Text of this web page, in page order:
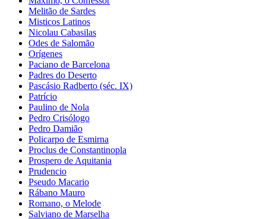
Melitão de Sardes
Misticos Latinos
Nicolau Cabasilas
Odes de Salomão
Orígenes
Paciano de Barcelona
Padres do Deserto
Pascásio Radberto (séc. IX)
Patrício
Paulino de Nola
Pedro Crisólogo
Pedro Damião
Policarpo de Esmirna
Proclus de Constantinopla
Prospero de Aquitania
Prudencio
Pseudo Macario
Rábano Mauro
Romano, o Melode
Salviano de Marselha